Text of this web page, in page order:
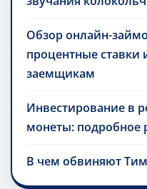
Обзор онлайн-
процентные ставки
заемщикам
Инвестирование в
монеты: подробное
В чем обвиняют